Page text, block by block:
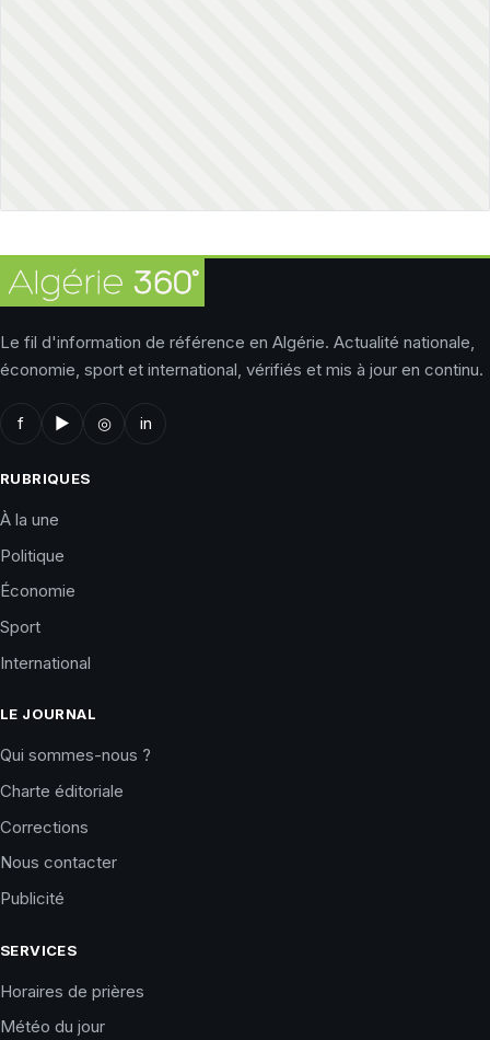
Le fil d'information de référence en Algérie. Actualité nationale,
économie, sport et international, vérifiés et mis à jour en continu.
f ▶ ◎ in
RUBRIQUES
À la une
Politique
Économie
Sport
International
LE JOURNAL
Qui sommes-nous ?
Charte éditoriale
Corrections
Nous contacter
Publicité
SERVICES
Horaires de prières
Météo du jour